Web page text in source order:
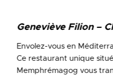
Geneviève Filion –
Envolez-vous en
Ce restaurant unique
Memphrémagog vous